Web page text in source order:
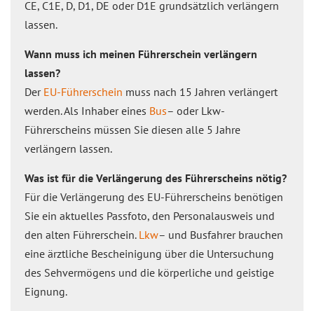
CE, C1E, D, D1, DE oder D1E grundsätzlich verlängern
lassen.
Wann muss ich meinen Führerschein verlängern
lassen?
Der EU-Führerschein muss nach 15 Jahren verlängert
werden. Als Inhaber eines Bus– oder Lkw-
Führerscheins müssen Sie diesen alle 5 Jahre
verlängern lassen.
Was ist für die Verlängerung des Führerscheins nötig?
Für die Verlängerung des EU-Führerscheins benötigen
Sie ein aktuelles Passfoto, den Personalausweis und
den alten Führerschein. Lkw– und Busfahrer brauchen
eine ärztliche Bescheinigung über die Untersuchung
des Sehvermögens und die körperliche und geistige
Eignung.